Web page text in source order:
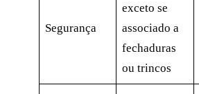
Segurança
exceto se
associado a
fechaduras
ou trincos